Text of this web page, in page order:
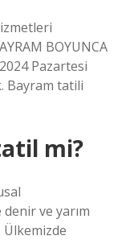
BOYUNCA
Pazartesi
Bayram tatili
mi?
ve yarım